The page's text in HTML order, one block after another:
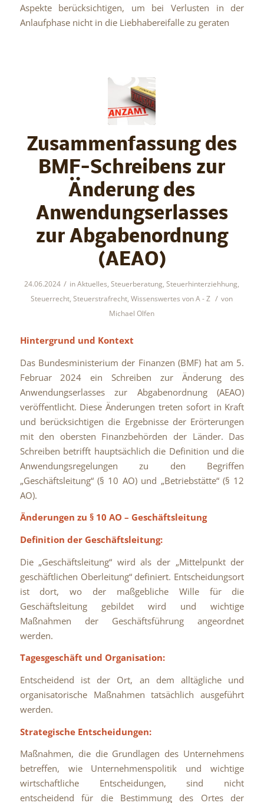
Aspekte berücksichtigen, um bei Verlusten in der
Anlaufphase nicht in die Liebhabereifalle zu geraten
Zusammenfassung des
BMF-Schreibens zur
Änderung des
Anwendungserlasses
zur Abgabenordnung
(AEAO)
24.06.2024 / inAktuelles,Steuerberatung,Steuerhinterziehhung,
Steuerrecht,Steuerstrafrecht,Wissenswertes von A - Z / von
Michael Olfen
Hintergrund und Kontext
Das Bundesministerium der Finanzen (BMF) hat am 5.
Februar 2024 ein Schreiben zur Änderung des
Anwendungserlasses zur Abgabenordnung (AEAO)
veröffentlicht. Diese Änderungen treten sofort in Kraft
und berücksichtigen die Ergebnisse der Erörterungen
mit den obersten Finanzbehörden der Länder. Das
Schreiben betrifft hauptsächlich die Definition und die
Anwendungsregelungen zu den Begriffen
„Geschäftsleitung“ (§ 10 AO) und „Betriebstätte“ (§ 12
AO).
Änderungen zu § 10 AO – Geschäftsleitung
Definition der Geschäftsleitung:
Die „Geschäftsleitung“ wird als der „Mittelpunkt der
geschäftlichen Oberleitung“ definiert. Entscheidungsort
ist dort, wo der maßgebliche Wille für die
Geschäftsleitung gebildet wird und wichtige
Maßnahmen der Geschäftsführung angeordnet
werden.
Tagesgeschäft und Organisation:
Entscheidend ist der Ort, an dem alltägliche und
organisatorische Maßnahmen tatsächlich ausgeführt
werden.
Strategische Entscheidungen:
Maßnahmen, die die Grundlagen des Unternehmens
betreffen, wie Unternehmenspolitik und wichtige
wirtschaftliche Entscheidungen, sind nicht
entscheidend für die Bestimmung des Ortes der